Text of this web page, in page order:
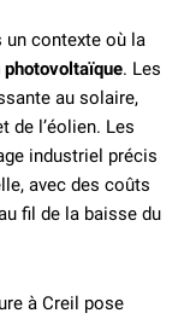
un contexte où la
. Les
au solaire,
de l’éolien. Les
industriel précis
avec des coûts
fil de la baisse du
à Creil pose